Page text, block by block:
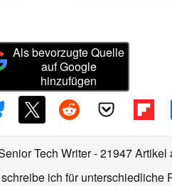
Als bevorzugte Quelle
auf Google
hinzufügen
Tech Writer- 21947 Artikel
ich für